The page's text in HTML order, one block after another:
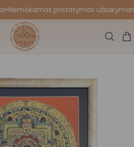
•Nemokamas pristatymas